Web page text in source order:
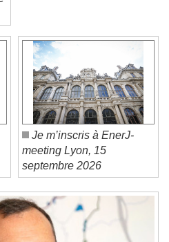
Skip Forward
behind liveLIVE
Je m’inscris à EnerJ-
meeting Lyon, 15
septembre 2026